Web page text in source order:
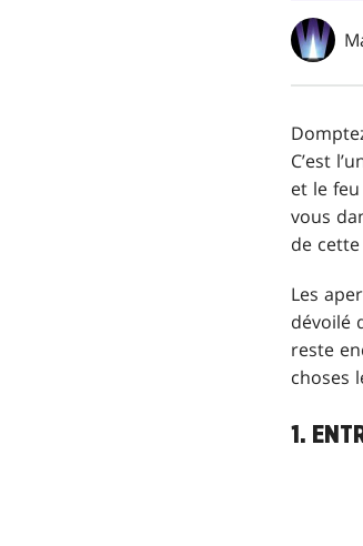
C’est
et le
vous
de
Les
dévoilé
reste
choses
1.